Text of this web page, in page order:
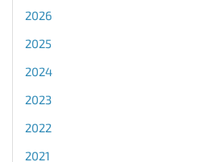
2026
2025
2024
2023
2022
2021